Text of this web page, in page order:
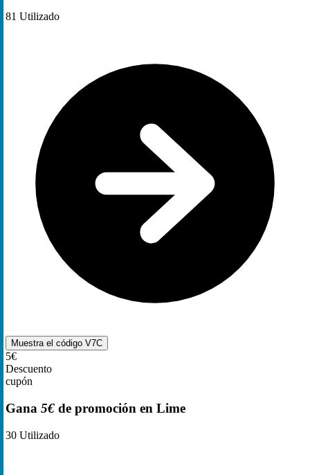
81 Utilizado
Muestra el código V7C
5€
Descuento
cupón
Gana 5€ de promoción en Lime
30 Utilizado